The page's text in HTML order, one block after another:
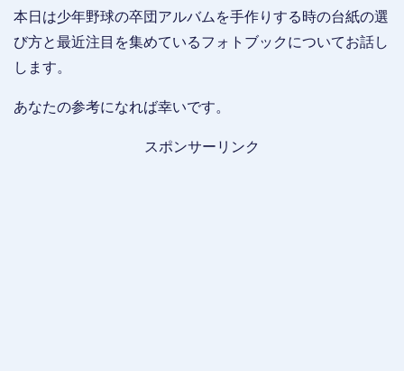
本日は少年野球の卒団アルバムを手作りする時の台紙の選
び方と最近注目を集めているフォトブックについてお話し
します。
あなたの参考になれば幸いです。
スポンサーリンク